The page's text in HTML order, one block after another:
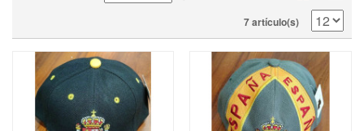
7 artículo(s)